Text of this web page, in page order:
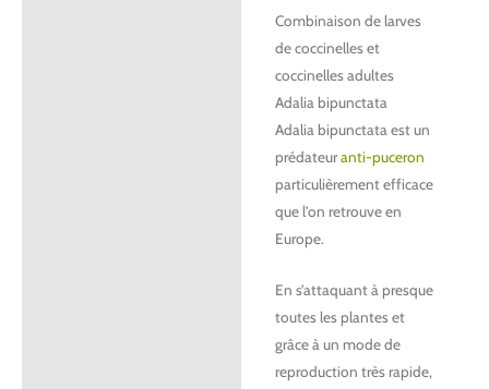
Combinaison de larves
de coccinelles et
coccinelles adultes
Adalia bipunctata
Adalia bipunctata est un
prédateuranti-puceron
particulièrement efficace
que l’on retrouve en
Europe.
En s’attaquant à presque
toutes les plantes et
grâce à un mode de
reproduction très rapide,